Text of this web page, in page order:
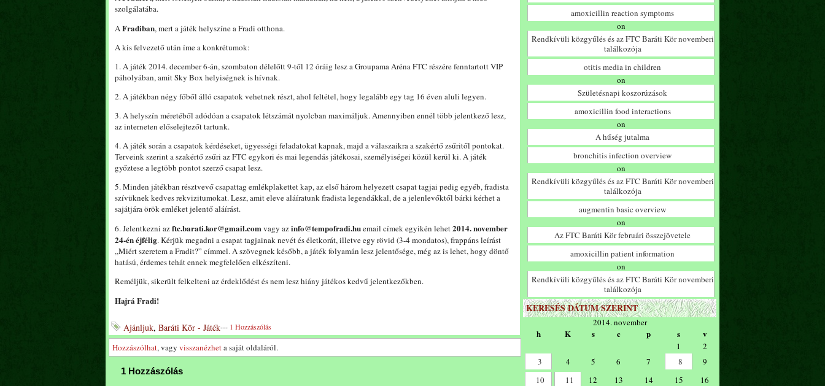
szolgálatába.
AFradiban, mert a játék helyszíne a Fradi otthona.
A kis felvezető után íme a konkrétumok:
1. A játék 2014. december 6-án, szombaton délelőtt 9-től 12 óráig lesz a Groupama Aréna FTC részére fenntartott VIP
páholyában, amit Sky Box helyiségnek is hívnak.
2. A játékban négy főből álló csapatok vehetnek részt, ahol feltétel, hogy legalább egy tag 16 éven aluli legyen.
3. A helyszín méretéből adódóan a csapatok létszámát nyolcban maximáljuk. Amennyiben ennél több jelentkező lesz,
az interneten előselejtezőt tartunk.
4. A játék során a csapatok kérdéseket, ügyességi feladatokat kapnak, majd a válaszaikra a szakértő zsűritől pontokat.
Terveink szerint a szakértő zsűri az FTC egykori és mai legendás játékosai, személyiségei közül kerül ki. A játék
győztese a legtöbb pontot szerző csapat lesz.
5. Minden játékban résztvevő csapattag emlékplakettet kap, az első három helyezett csapat tagjai pedig egyéb, fradista
szívüknek kedves rekvizitumokat. Lesz, amit eleve aláíratunk fradista legendákkal, de a jelenlevőktől bárki kérhet a
sajátjára örök emléket jelentő aláírást.
6. Jelentkezni azftc.barati.kor@gmail.comvagy azinfo@tempofradi.huemail címek egyikén lehet2014. november
24-én éjfélig. Kérjük megadni a csapat tagjainak nevét és életkorát, illetve egy rövid (3-4 mondatos), frappáns leírást
„Miért szeretem a Fradit?” címmel. A szövegnek később, a játék folyamán lesz jelentősége, még az is lehet, hogy döntő
hatású, érdemes tehát ennek megfelelően elkészíteni.
Reméljük, sikerült felkelteni az érdeklődést és nem lesz hiány játékos kedvű jelentkezőkben.
Hajrá Fradi!
Ajánljuk, Baráti Kör - Játék--- 1 Hozzászólás
Hozzászólhat, vagy visszanézheta saját oldaláról.
1 Hozzászólás
amoxicillin reaction symptoms
on
Rendkívüli közgyűlés és az FTC Baráti Kör novemberi
találkozója
otitis media in children
on
Születésnapi koszorúzások
amoxicillin food interactions
on
A hűség jutalma
bronchitis infection overview
on
Rendkívüli közgyűlés és az FTC Baráti Kör novemberi
találkozója
augmentin basic overview
on
Az FTC Baráti Kör februári összejövetele
amoxicillin patient information
on
Rendkívüli közgyűlés és az FTC Baráti Kör novemberi
találkozója
KERESÉS DÁTUM SZERINT
2014. november
h K s c p s v
1
2
3
4 5 6 7 8
9
10
11 12 13 14 15
16